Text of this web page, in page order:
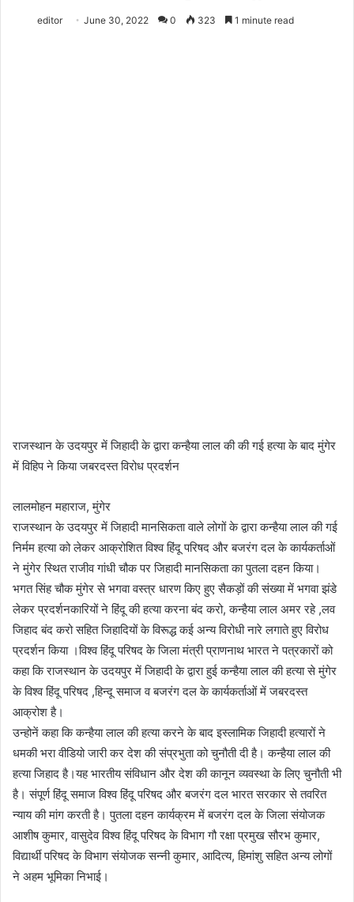
editor June 30, 2022 0 323 1 minute read
राजस्थान के उदयपुर में जिहादी के द्वारा कन्हैया लाल की की गई हत्या के बाद मुंगेर
में विहिप ने किया जबरदस्त विरोध प्रदर्शन
लालमोहन महाराज, मुंगेर
राजस्थान के उदयपुर में जिहादी मानसिकता वाले लोगों के द्वारा कन्हैया लाल की गई
निर्मम हत्या को लेकर आक्रोशित विश्व हिंदू परिषद और बजरंग दल के कार्यकर्ताओं
ने मुंगेर स्थित राजीव गांधी चौक पर जिहादी मानसिकता का पुतला दहन किया।
भगत सिंह चौक मुंगेर से भगवा वस्त्र धारण किए हुए सैकड़ों की संख्या में भगवा झंडे
लेकर प्रदर्शनकारियों ने हिंदू की हत्या करना बंद करो, कन्हैया लाल अमर रहे ,लव
जिहाद बंद करो सहित जिहादियों के विरूद्ध कई अन्य विरोधी नारे लगाते हुए विरोध
प्रदर्शन किया ।विश्व हिंदू परिषद के जिला मंत्री प्राणनाथ भारत ने पत्रकारों को
कहा कि राजस्थान के उदयपुर में जिहादी के द्वारा हुई कन्हैया लाल की हत्या से मुंगेर
के विश्व हिंदू परिषद ,हिन्दू समाज व बजरंग दल के कार्यकर्ताओं में जबरदस्त
आक्रोश है।
उन्होनें कहा कि कन्हैया लाल की हत्या करने के बाद इस्लामिक जिहादी हत्यारों ने
धमकी भरा वीडियो जारी कर देश की संप्रभुता को चुनौती दी है। कन्हैया लाल की
हत्या जिहाद है।यह भारतीय संविधान और देश की कानून व्यवस्था के लिए चुनौती भी
है। संपूर्ण हिंदू समाज विश्व हिंदू परिषद और बजरंग दल भारत सरकार से तवरित
न्याय की मांग करती है। पुतला दहन कार्यक्रम में बजरंग दल के जिला संयोजक
आशीष कुमार, वासुदेव विश्व हिंदू परिषद के विभाग गौ रक्षा प्रमुख सौरभ कुमार,
विद्यार्थी परिषद के विभाग संयोजक सन्नी कुमार, आदित्य, हिमांशु सहित अन्य लोगों
ने अहम भूमिका निभाई।